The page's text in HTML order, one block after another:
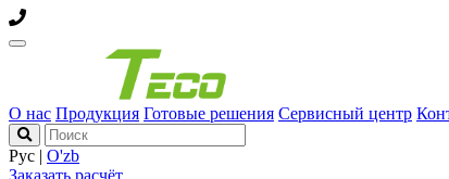
О нас Продукция Готовые решения Сервисный центр
Рус | O'zb
Заказать расчёт